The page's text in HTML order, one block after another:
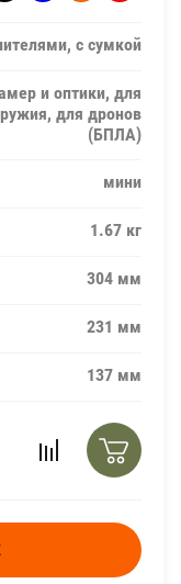
с сумкой
и оптики, для
для дронов
(БПЛА)
мини
1.67 кг
304 мм
231 мм
137 мм